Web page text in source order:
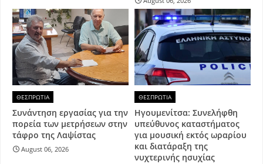
ΘΕΣΠΡΩΤΙΑ
Συνάντηση εργασίας για την
πορεία των μετρήσεων στην
τάφρο της Λαψίστας
August 06, 2026
ΘΕΣΠΡΩΤΙΑ
Ηγουμενίτσα: Συνελήφθη
υπεύθυνος καταστήματος
για μουσική εκτός ωραρίου
και διατάραξη της
νυχτερινής ησυχίας